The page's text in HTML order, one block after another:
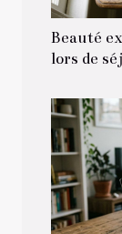
Beauté
lors de